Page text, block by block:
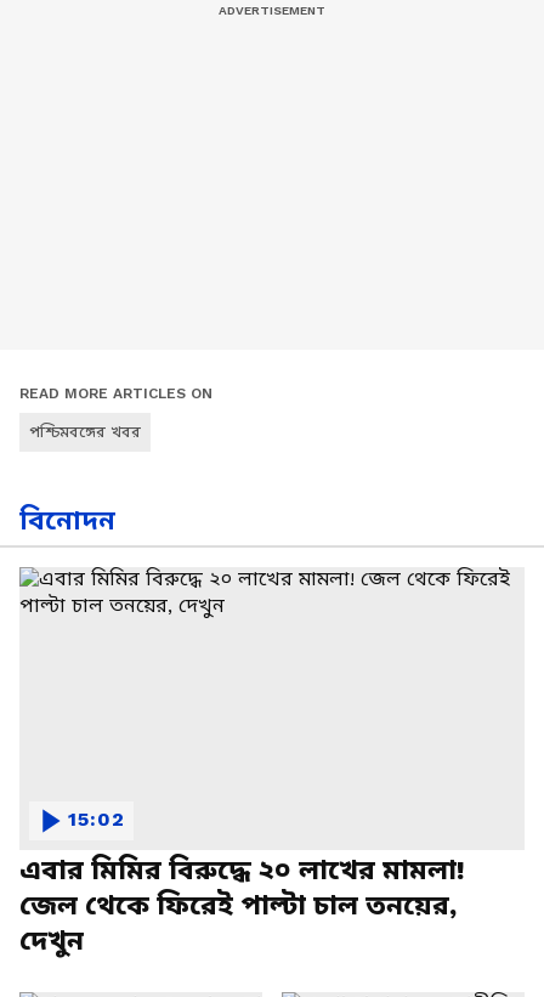
READ MORE ARTICLES ON
পশ্চিমবঙ্গের খবর
বিনোদন
এবার মিমির বিরুদ্ধে ২০ লাখের মামলা!
জেল থেকে ফিরেই পাল্টা চাল তনয়ের,
দেখুন
15:02